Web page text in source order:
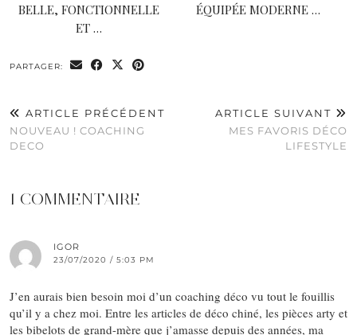
BELLE, FONCTIONNELLE
ET …
ÉQUIPÉE MODERNE …
PARTAGER:
ARTICLE PRÉCÉDENT
NOUVEAU ! COACHING
DECO
ARTICLE SUIVANT
MES FAVORIS DÉCO
LIFESTYLE
1 COMMENTAIRE
IGOR
23/07/2020 / 5:03 PM
J’en aurais bien besoin moi d’un coaching déco vu tout le fouillis
qu’il y a chez moi. Entre les articles de déco chiné, les pièces arty et
les bibelots de grand-mère que j’amasse depuis des années, ma